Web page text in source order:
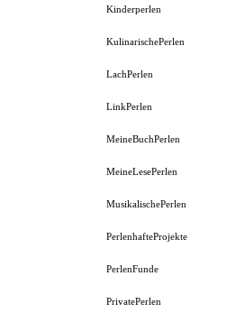
Kinderperlen
KulinarischePerlen
LachPerlen
LinkPerlen
MeineBuchPerlen
MeineLesePerlen
MusikalischePerlen
PerlenhafteProjekte
PerlenFunde
PrivatePerlen